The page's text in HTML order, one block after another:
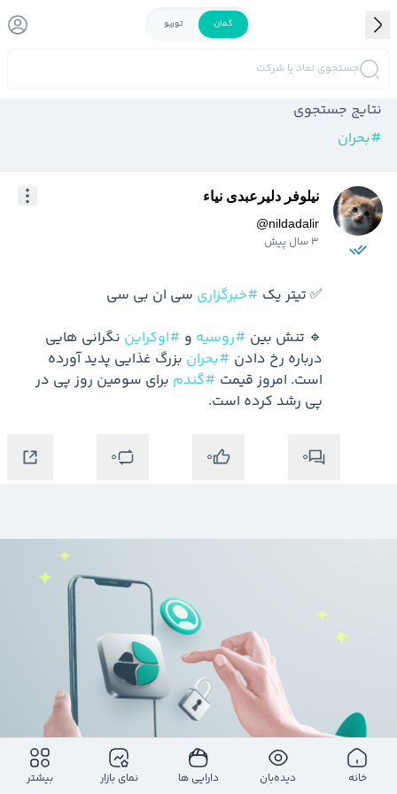
کمان توربو
جستجوی نماد یا شرکت
نتایج جستجوی
#بحران
نیلوفر دلیرعبدی نیاء
@nildadalir
3 سال پیش
✅ تیتر یک #خبرگزاری
🔹 تنش بین #روسیه و #اوکراین
درباره رخ دادن #بحران
است. امروز قیمت #گندم
پی رشد کرده است.
0
0
0
خانه دیده‌بان دارایی ها نمای بازار بیشتر